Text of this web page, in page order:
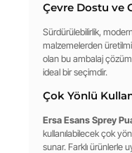
Çevre Dostu ve
Sürdürülebilirlik,
malzemelerden
olan bu ambalaj
ideal bir seçimdir.
Çok Yönlü
Ersa Esans Sprey
kullanılabilecek çok
sunar. Farklı ürünlerle